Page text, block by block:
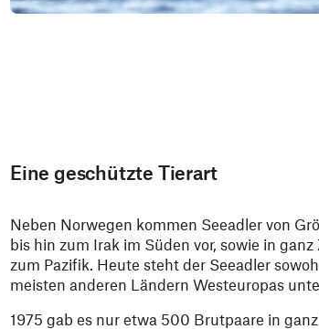
Eine geschützte Tierart
Neben Norwegen kommen Seeadler von
bis hin zum Irak im Süden vor, sowie in
zum Pazifik. Heute steht der Seeadler
meisten anderen Ländern Westeuropas
1975 gab es nur etwa 500 Brutpaare in